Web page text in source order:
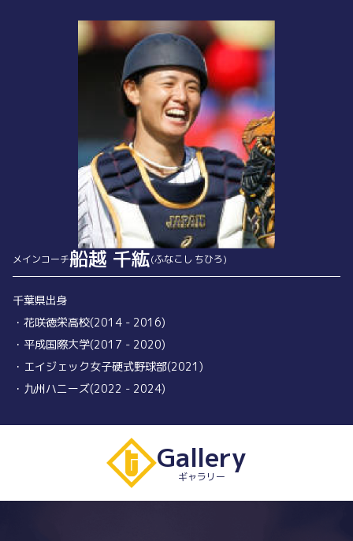
メインコーチ船越 千紘(ふなこし ちひろ)
千葉県出身
・花咲徳栄高校(2014 - 2016)
・平成国際大学(2017 - 2020)
・エイジェック女子硬式野球部(2021)
・九州ハニーズ(2022 - 2024)
Gallery
ギャラリー